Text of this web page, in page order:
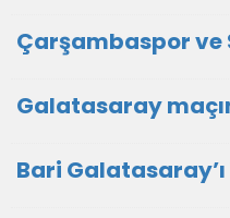
Çarşambaspor ve
Galatasaray
Bari